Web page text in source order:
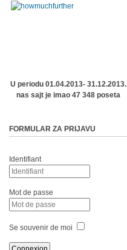
U periodu 01.04.2013- 31.12.2013.
nas sajt je imao 47 348 poseta
FORMULAR ZA PRIJAVU
Identifiant
Mot de passe
Se souvenir de moi